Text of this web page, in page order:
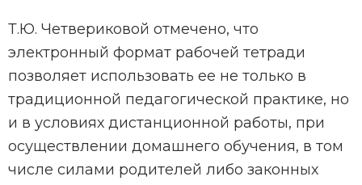
Т.Ю. Четвериковой отмечено, что
электронный формат рабочей тетради
позволяет использовать ее не только в
традиционной педагогической практике, но
и в условиях дистанционной работы, при
осуществлении домашнего обучения, в том
числе силами родителей либо законных